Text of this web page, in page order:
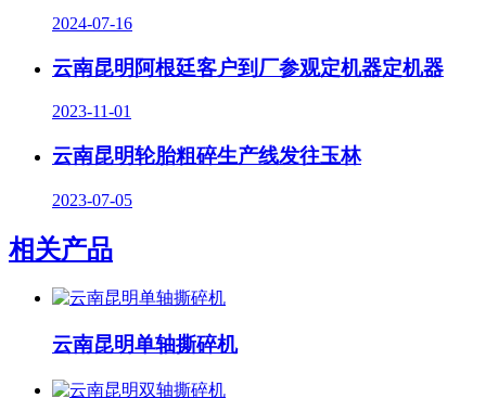
2024-07-16
云南昆明阿根廷客户到厂参观定机器定机器
2023-11-01
云南昆明轮胎粗碎生产线发往玉林
2023-07-05
相关产品
云南昆明单轴撕碎机